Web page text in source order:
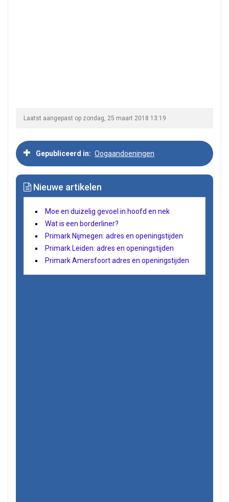
Laatst aangepast op zondag, 25 maart 2018 13:19
Gepubliceerd in Oogaandoeningen
Nieuwe artikelen
Moe en duizelig gevoel in hoofd en nek
Wat is een borderliner?
Primark Nijmegen: adres en openingstijden
Primark Leiden: adres en openingstijden
Primark Amersfoort adres en openingstijden